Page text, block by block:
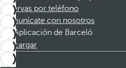
Reservas por teléfono
Comunícate con nosotros
Aplicación de Barceló
Descargar